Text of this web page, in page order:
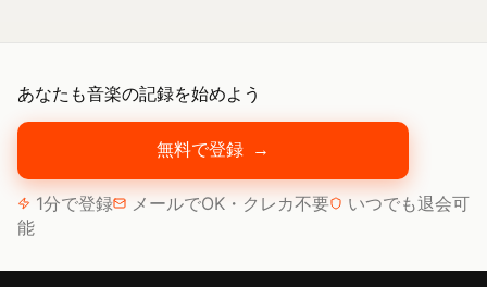
あなたも音楽の記録を始めよう
無料で登録 →
1分で登録 メールでOK・クレカ不要
いつでも退会可
能